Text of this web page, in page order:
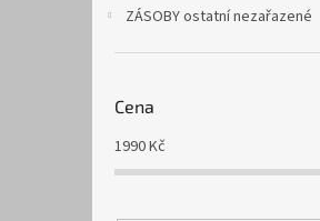
ZÁSOBY ostatní nezařazené
Cena
1990Kč